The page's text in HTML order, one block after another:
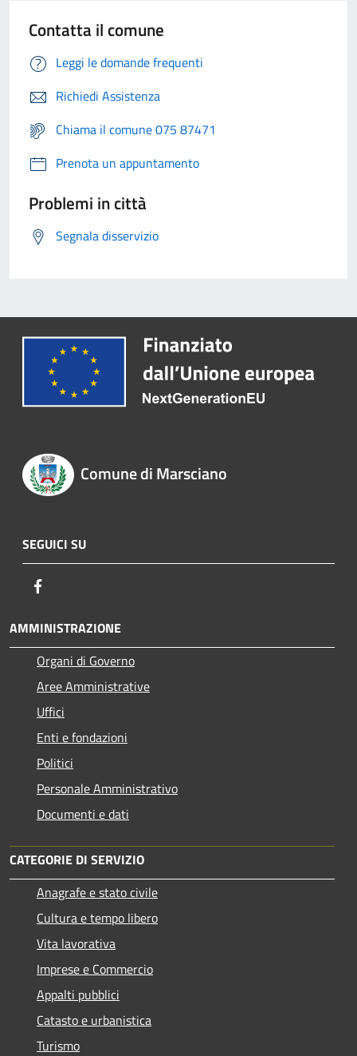
Contatta il comune
Leggi le domande frequenti
Richiedi Assistenza
Chiama il comune 075 87471
Prenota un appuntamento
Problemi in città
Segnala disservizio
Comune di Marsciano
SEGUICI SU
AMMINISTRAZIONE
Organi di Governo
Aree Amministrative
Uffici
Enti e fondazioni
Politici
Personale Amministrativo
Documenti e dati
CATEGORIE DI SERVIZIO
Anagrafe e stato civile
Cultura e tempo libero
Vita lavorativa
Imprese e Commercio
Appalti pubblici
Catasto e urbanistica
Turismo